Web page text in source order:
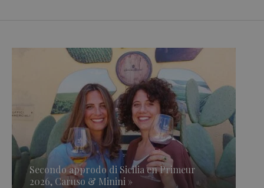
Secondo approdo di Sicilia en Primeur
2026, Caruso & Minini »